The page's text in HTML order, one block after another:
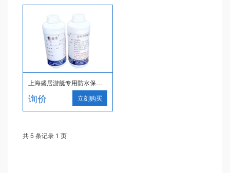
上海盛居游艇专用防水保温专用双组聚氨酯发泡料批发
询价 立刻购买
共 5 条记录 1 页